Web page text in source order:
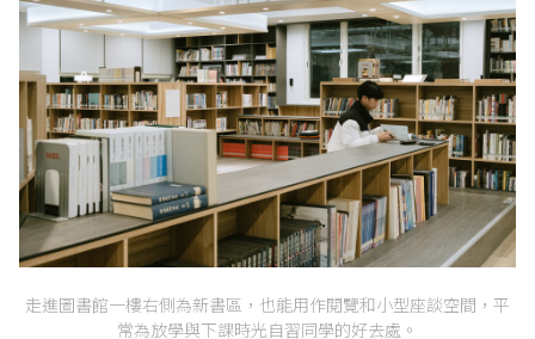
走進圖書館一樓右側為新書區，也能用作閱覽和小型座談空間，平
常為放學與下課時光自習同學的好去處。